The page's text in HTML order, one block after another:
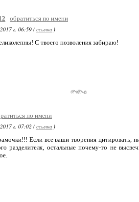
обратиться по имени
г. 06:59 (ссылка )
С твоего позволения забираю!
по имени
г. 07:02 (ссылка )
Если все ваши творения цитировать,
разделителя, остальные почему-то не